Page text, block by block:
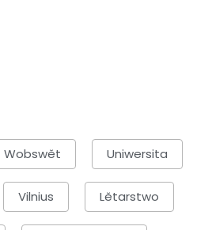
Wobswět Uniwersita
Vilnius Lětarstwo